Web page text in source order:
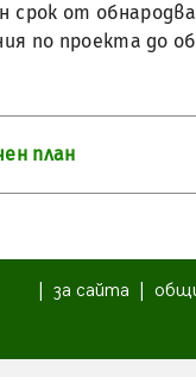
от
по проекта до
план
за сайта